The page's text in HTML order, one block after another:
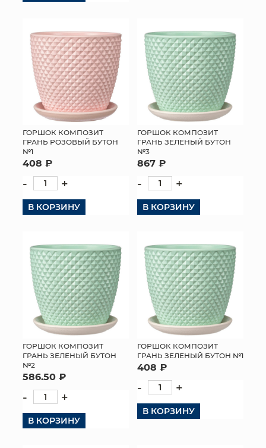
ГОРШОК КОМПОЗИТ
ГРАНЬ РОЗОВЫЙ БУТОН
№1
408 ₽
- +
В КОРЗИНУ
ГОРШОК КОМПОЗИТ
ГРАНЬ ЗЕЛЕНЫЙ БУТОН
№3
867 ₽
- +
В КОРЗИНУ
ГОРШОК КОМПОЗИТ
ГРАНЬ ЗЕЛЕНЫЙ БУТОН
№2
586.50 ₽
- +
В КОРЗИНУ
ГОРШОК КОМПОЗИТ
ГРАНЬ ЗЕЛЕНЫЙ БУТОН №1
408 ₽
- +
В КОРЗИНУ